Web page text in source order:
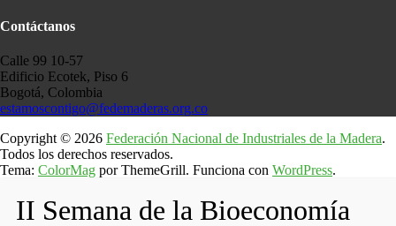
Contáctanos
Calle 99 10-57
Edificio Ecotek, Piso 6
Bogotá, Colombia
estamoscontigo@fedemaderas.org.co
Copyright © 2026 Federación Nacional de Industriales de la Madera.
Todos los derechos reservados.
Tema: ColorMag por ThemeGrill. Funciona con WordPress.
II Semana de la Bioeconomía